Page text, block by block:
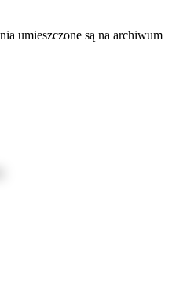
umieszczone są na archiwum